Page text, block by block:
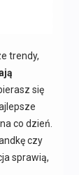
trendy,
się
co dzień.
czy
sprawią,